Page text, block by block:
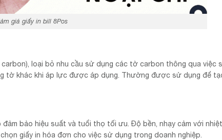
giá giấy in bill 8Pos
loại bỏ nhu cầu sử dụng các tờ carbon thông qua việc
tờ khác khi áp lực được áp dụng. Thường được sử dụng để
bảo hiệu suất và tuổi thọ tối ưu. Độ bền, nhạy cảm với
giấy in hóa đơn cho việc sử dụng trong doanh nghiệp.